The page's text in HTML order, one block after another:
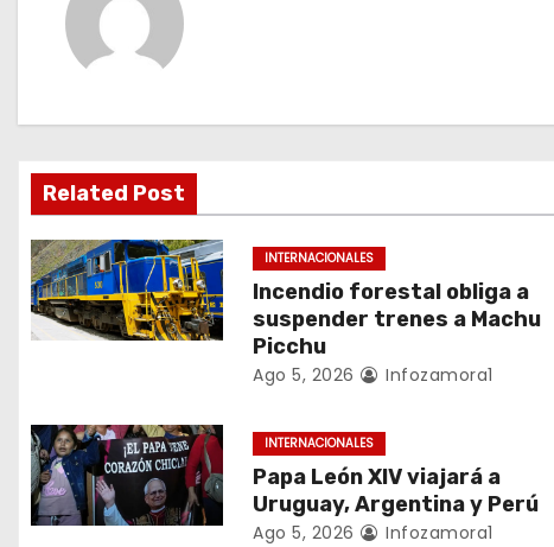
i
ó
n
d
e
n
Related Post
INTERNACIONALES
Incendio forestal obliga a
suspender trenes a Machu
Picchu
Ago 5, 2026 Infozamora1
INTERNACIONALES
Papa León XIV viajará a
Uruguay, Argentina y Perú
Ago 5, 2026 Infozamora1